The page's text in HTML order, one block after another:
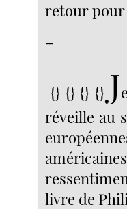
retour pour
–
{} {} {} {} J
réveille au
livre de